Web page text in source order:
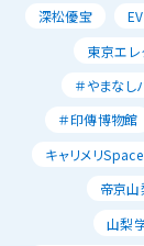
深松優宝
東京エレ
＃やまなし
＃印傳博物館
キャリメリSpace
帝京
山梨